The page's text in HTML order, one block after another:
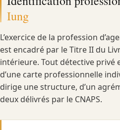
Iung
L’exercice de la profession
est encadré par le Titre II du
intérieure. Tout détective privé
d’une carte professionnelle
dirige une structure, d’un
deux délivrés par le CNAPS.